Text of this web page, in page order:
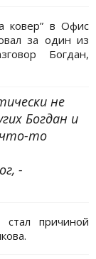
ковер” в Офис
за один из
Богдан,
не
Богдан и
что-то
-
стал причиной